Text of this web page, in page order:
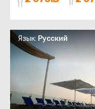
Язык: Русский